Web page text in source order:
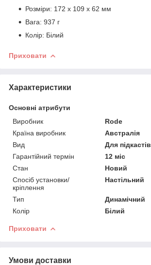
Розміри: 172 x 109 x 62 мм
Вага: 937 г
Колір: Білий
Приховати
Характеристики
Основні атрибути
Виробник
Rode
Країна виробник
Австралія
Вид
Для підкастів
Гарантійний термін
12 міс
Стан
Новий
Спосіб установки/
кріплення
Настільний
Тип
Динамічний
Колір
Білий
Приховати
Умови доставки